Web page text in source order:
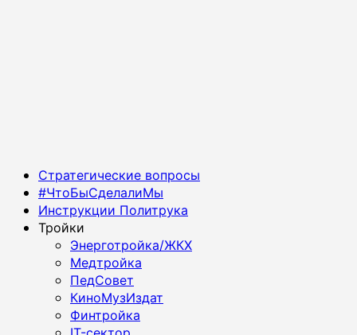
Основное
меню
Стратегические вопросы
#ЧтоБыСделалиМы
Инструкции Политрука
Тройки
Энерготройка/ЖКХ
Медтройка
ПедСовет
КиноМузИздат
Финтройка